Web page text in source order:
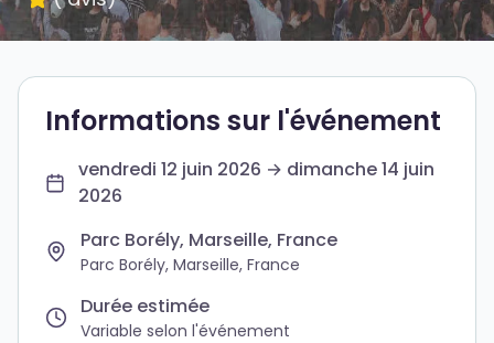
Informations sur l'événement
vendredi 12 juin 2026 → dimanche 14 juin
2026
Parc Borély, Marseille, France
Parc Borély, Marseille, France
Durée estimée
Variable selon l'événement